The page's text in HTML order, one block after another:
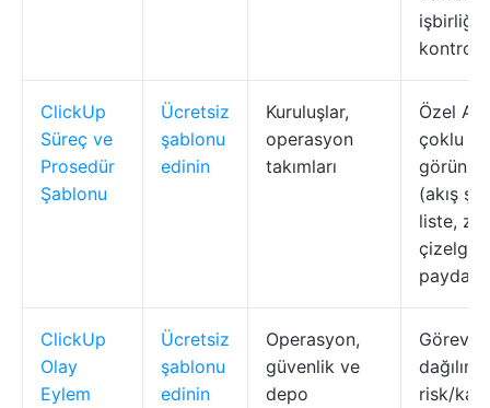
işbirliği,
kontrolü
ClickUp
Süreç ve
Prosedür
Şablonu
Ücretsiz
şablonu
edinin
Kuruluşlar,
operasyon
takımları
Özel
çoklu
(akış
liste,
paydaş
ClickUp
Olay
Eylem
Ücretsiz
şablonu
edinin
Operasyon,
güvenlik ve
depo
Görev
dağılımı,
risk/